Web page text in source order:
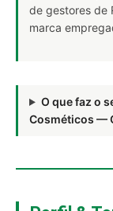
de gestores de
marca
O que faz o
Cosméticos —